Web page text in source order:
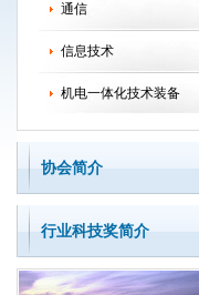
通信
信息技术
机电一体化技术装备
协会简介
行业科技奖简介